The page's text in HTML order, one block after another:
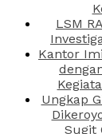
LSM
Kantor
Ungkap
Sugit